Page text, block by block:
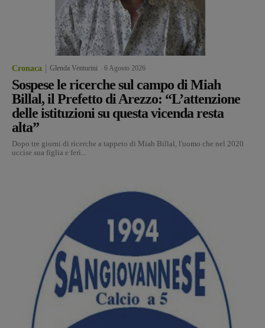
Cronaca Glenda Venturini 6 Agosto 2026
Sospese le ricerche sul campo di Miah
Billal, il Prefetto di Arezzo: “L’attenzione
delle istituzioni su questa vicenda resta
alta”
Dopo tre giorni di ricerche a tappeto di Miah Billal, l'uomo che nel 2020
uccise sua figlia e ferì...